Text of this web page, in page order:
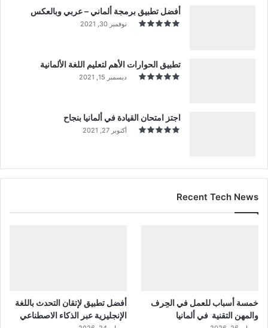
أفضل تطبيق برمجة ألماني – عربي وبالعكس
نوفمبر 30, 2021
تطبيق الحوارات الأهم لتعليم اللغة الألمانية
ديسمبر 15, 2021
اجتز امتحان القيادة في ألمانيا بنجاح
أكتوبر 27, 2021
Recent Tech News
خمسة أسباب للعمل في الحِرف
والمهن التقنية في ألمانيا
أفضل تطبيق لإتقان التحدث باللغة
الإنجليزية عبر الذكاء الاصطناعي